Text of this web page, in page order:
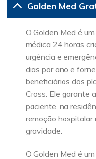
Golden Med
O Golden Med é
médica 24 horas
urgência e
dias por ano e
beneficiários dos
Cross. Ele garante
paciente, na
remoção hospitalar
gravidade.
O Golden Med é